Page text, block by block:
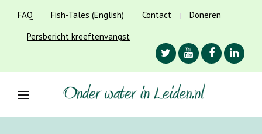
FAQ Fish-Tales (English) Contact
Doneren
Persbericht kreeftenvangst